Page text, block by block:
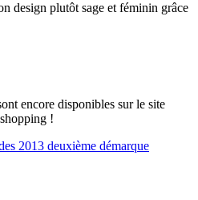
design plutôt sage et féminin grâce
encore disponibles sur le site
!
2013 deuxième démarque